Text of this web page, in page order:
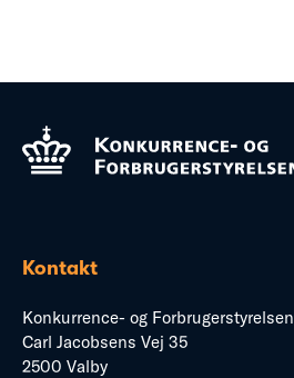
Kontakt
Konkurrence- og Forbrugerstyrelsen
Carl Jacobsens Vej 35
2500 Valby